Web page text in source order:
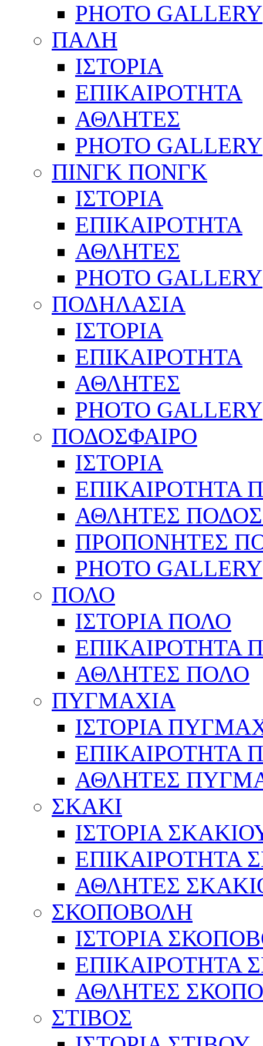
PHOTO GALLERY
ΠΑΛΗ
ΙΣΤΟΡΙΑ
ΕΠΙΚΑΙΡΟΤΗΤΑ
ΑΘΛΗΤΕΣ
PHOTO GALLERY
ΠΙΝΓΚ ΠΟΝΓΚ
ΙΣΤΟΡΙΑ
ΕΠΙΚΑΙΡΟΤΗΤΑ
ΑΘΛΗΤΕΣ
PHOTO GALLERY
ΠΟΔΗΛΑΣΙΑ
ΙΣΤΟΡΙΑ
ΕΠΙΚΑΙΡΟΤΗΤΑ
ΑΘΛΗΤΕΣ
PHOTO GALLERY
ΠΟΔΟΣΦΑΙΡΟ
ΙΣΤΟΡΙΑ
ΕΠΙΚΑΙΡΟΤΗΤΑ
ΑΘΛΗΤΕΣ
ΠΡΟΠΟΝΗΤΕΣ
PHOTO GALLERY
ΠΟΛΟ
ΙΣΤΟΡΙΑ ΠΟΛΟ
ΕΠΙΚΑΙΡΟΤΗΤΑ
ΑΘΛΗΤΕΣ ΠΟΛΟ
ΠΥΓΜΑΧΙΑ
ΙΣΤΟΡΙΑ
ΕΠΙΚΑΙΡΟΤΗΤΑ
ΑΘΛΗΤΕΣ
ΣΚΑΚΙ
ΙΣΤΟΡΙΑ
ΕΠΙΚΑΙΡΟΤΗΤΑ
ΑΘΛΗΤΕΣ
ΣΚΟΠΟΒΟΛΗ
ΙΣΤΟΡΙΑ
ΕΠΙΚΑΙΡΟΤΗΤΑ
ΑΘΛΗΤΕΣ
ΣΤΙΒΟΣ